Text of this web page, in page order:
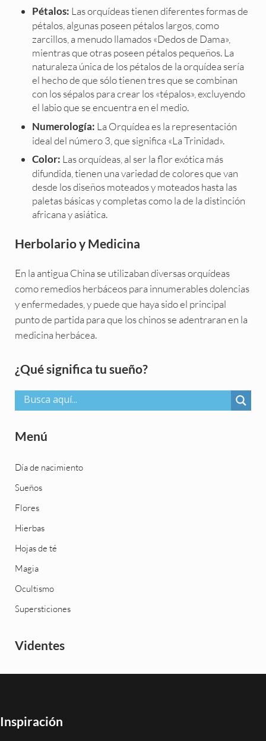
Pétalos: Las orquídeas tienen diferentes formas de
pétalos, algunas poseen pétalos largos, como
zarcillos, a menudo llamados «Dedos de Dama»,
mientras que otras poseen pétalos pequeños. La
naturaleza única de los pétalos de la orquídea sería
el hecho de que sólo tienen tres que se combinan
con los sépalos para crear los «tépalos», excluyendo
el labio que se encuentra en el medio.
Numerología: La Orquídea es la representación
ideal del número 3, que significa «La Trinidad».
Color: Las orquídeas, al ser la flor exótica más
difundida, tienen una variedad de colores que van
desde los diseños moteados y moteados hasta las
paletas básicas y completas como la de la distinción
africana y asiática.
Herbolario y Medicina
En la antigua China se utilizaban diversas orquídeas
como remedios herbáceos para innumerables dolencias
y enfermedades, y puede que haya sido el principal
punto de partida para que los chinos se adentraran en la
medicina herbácea.
Sidebar
¿Qué significa tu sueño?
Menú
Día de nacimiento
Sueños
Flores
Hierbas
Hojas de té
Magia
Ocultismo
Supersticiones
Videntes
Inspiración